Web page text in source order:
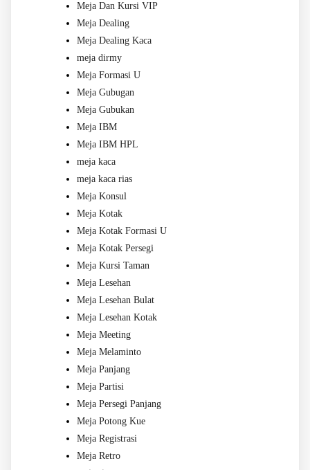
Meja Dan Kursi VIP
Meja Dealing
Meja Dealing Kaca
meja dirmy
Meja Formasi U
Meja Gubugan
Meja Gubukan
Meja IBM
Meja IBM HPL
meja kaca
meja kaca rias
Meja Konsul
Meja Kotak
Meja Kotak Formasi U
Meja Kotak Persegi
Meja Kursi Taman
Meja Lesehan
Meja Lesehan Bulat
Meja Lesehan Kotak
Meja Meeting
Meja Melaminto
Meja Panjang
Meja Partisi
Meja Persegi Panjang
Meja Potong Kue
Meja Registrasi
Meja Retro